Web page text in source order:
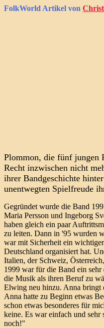
FolkWorld Artikel von
Plommon, die fünf jungen
Recht inzwischen nicht
ihrer Bandgeschichte
unentwegten Spielfreude
Gegründet wurde die Band
Maria Persson und Ingeborg
haben gleich ein paar
zu leiten. Dann in '95 wurden
war mit Sicherheit ein
Deutschland organisiert hat.
Italien, der Schweiz,
1999 war für die Band ein
die Musik als ihren Beruf zu
Elwing neu hinzu. Anna bringt
Anna hatte zu Beginn etwas
schon etwas besonderes für
keine. Es war einfach und sehr
noch!"